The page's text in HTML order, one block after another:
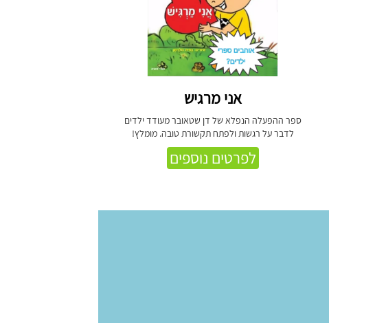
אני מרגיש
ספר ההפעלה הנפלא של דן שטאובר מעודד ילדים
לדבר על רגשות ולפתח תקשורת טובה. מומלץ!
לפרטים נוספים